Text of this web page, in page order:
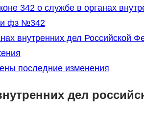
342 о службе в органах
фз №342
внутренних дел Российской
последние изменения
дел